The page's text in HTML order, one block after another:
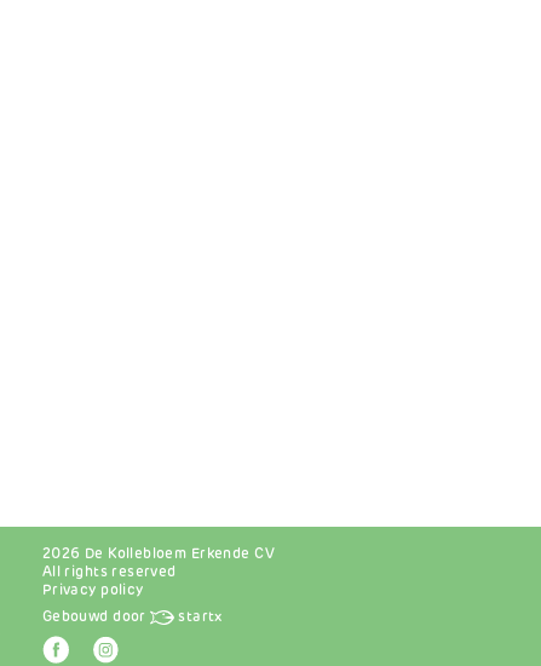
2026 De Kollebloem Erkende CV
All rights reserved
Privacy policy
Gebouwd door startx
AfbeeldingAfbeelding